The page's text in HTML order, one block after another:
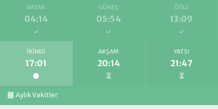
İMSAK
04:14
GÜNEŞ
05:54
ÖĞLE
13:09
İKINDI
17:01
AKŞAM
20:14
YATSI
21:47
Aylık Vakitler